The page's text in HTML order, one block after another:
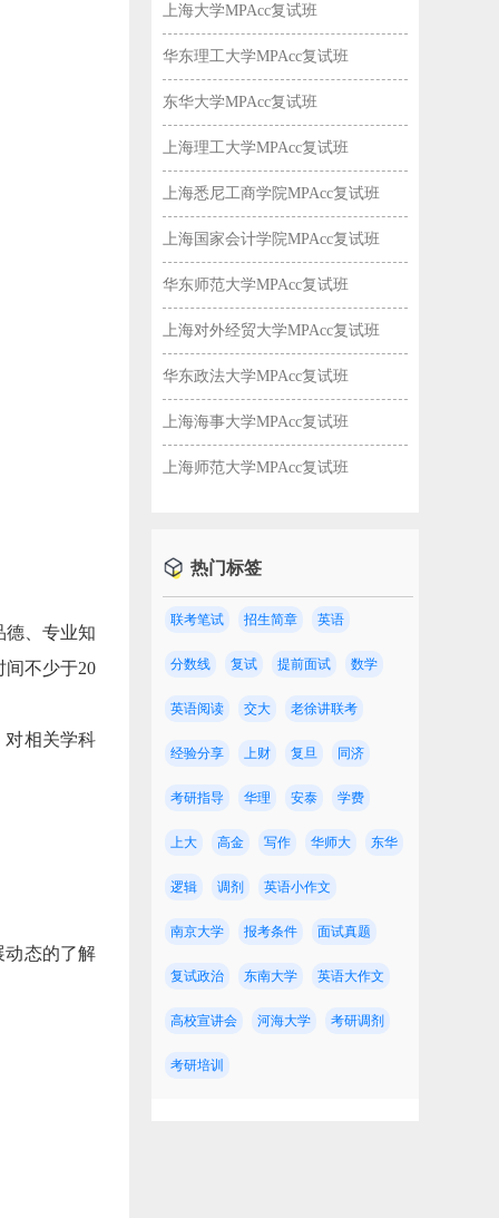
德、专业知
不少于20
对相关学科
动态的了解
上海大学MPAcc复试班
华东理工大学MPAcc复试班
东华大学MPAcc复试班
上海理工大学MPAcc复试班
上海悉尼工商学院MPAcc复试班
上海国家会计学院MPAcc复试班
华东师范大学MPAcc复试班
上海对外经贸大学MPAcc复试班
华东政法大学MPAcc复试班
上海海事大学MPAcc复试班
上海师范大学MPAcc复试班
热门标签
联考笔试 招生简章 英语
分数线 复试 提前面试 数学
英语阅读 交大 老徐讲联考
经验分享 上财 复旦 同济
考研指导 华理 安泰 学费
上大 高金 写作 华师大 东华
逻辑 调剂 英语小作文
南京大学 报考条件 面试真题
复试政治 东南大学 英语大作文
高校宣讲会 河海大学 考研调剂
考研培训